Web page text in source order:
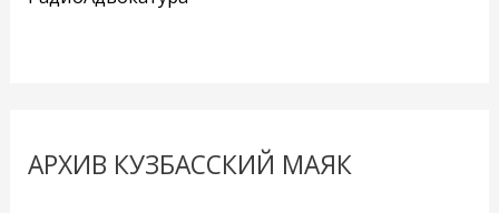
АРХИВ КУЗБАССКИЙ МАЯК